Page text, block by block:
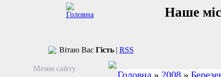
Наше
Вітаю Вас Гість | RSS
Меню сайту
Головна » 2008 »